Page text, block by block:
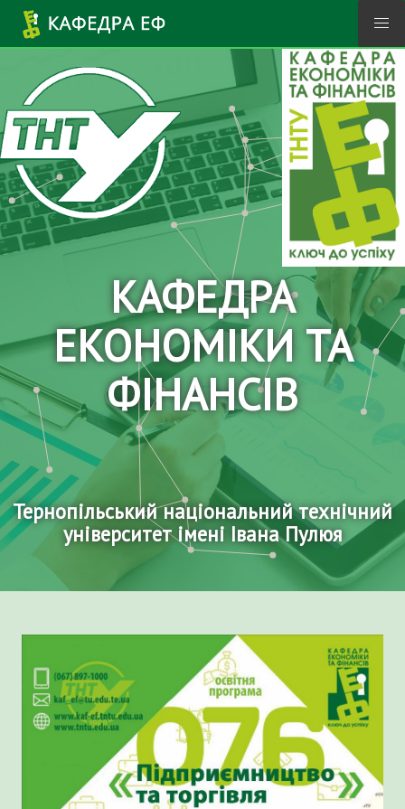
Перейти до основного вмісту
КАФЕДРА
ЕКОНОМІКИ ТА
ФІНАНСІВ
Тернопільський національний технічний
університет імені Івана Пулюя